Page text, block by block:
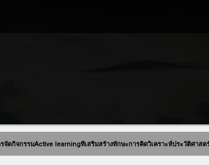
จัดกิจกรรมActive learningทีเสริมสร้างทักษะการคิดวิเคราะห์ประวัติศาสต